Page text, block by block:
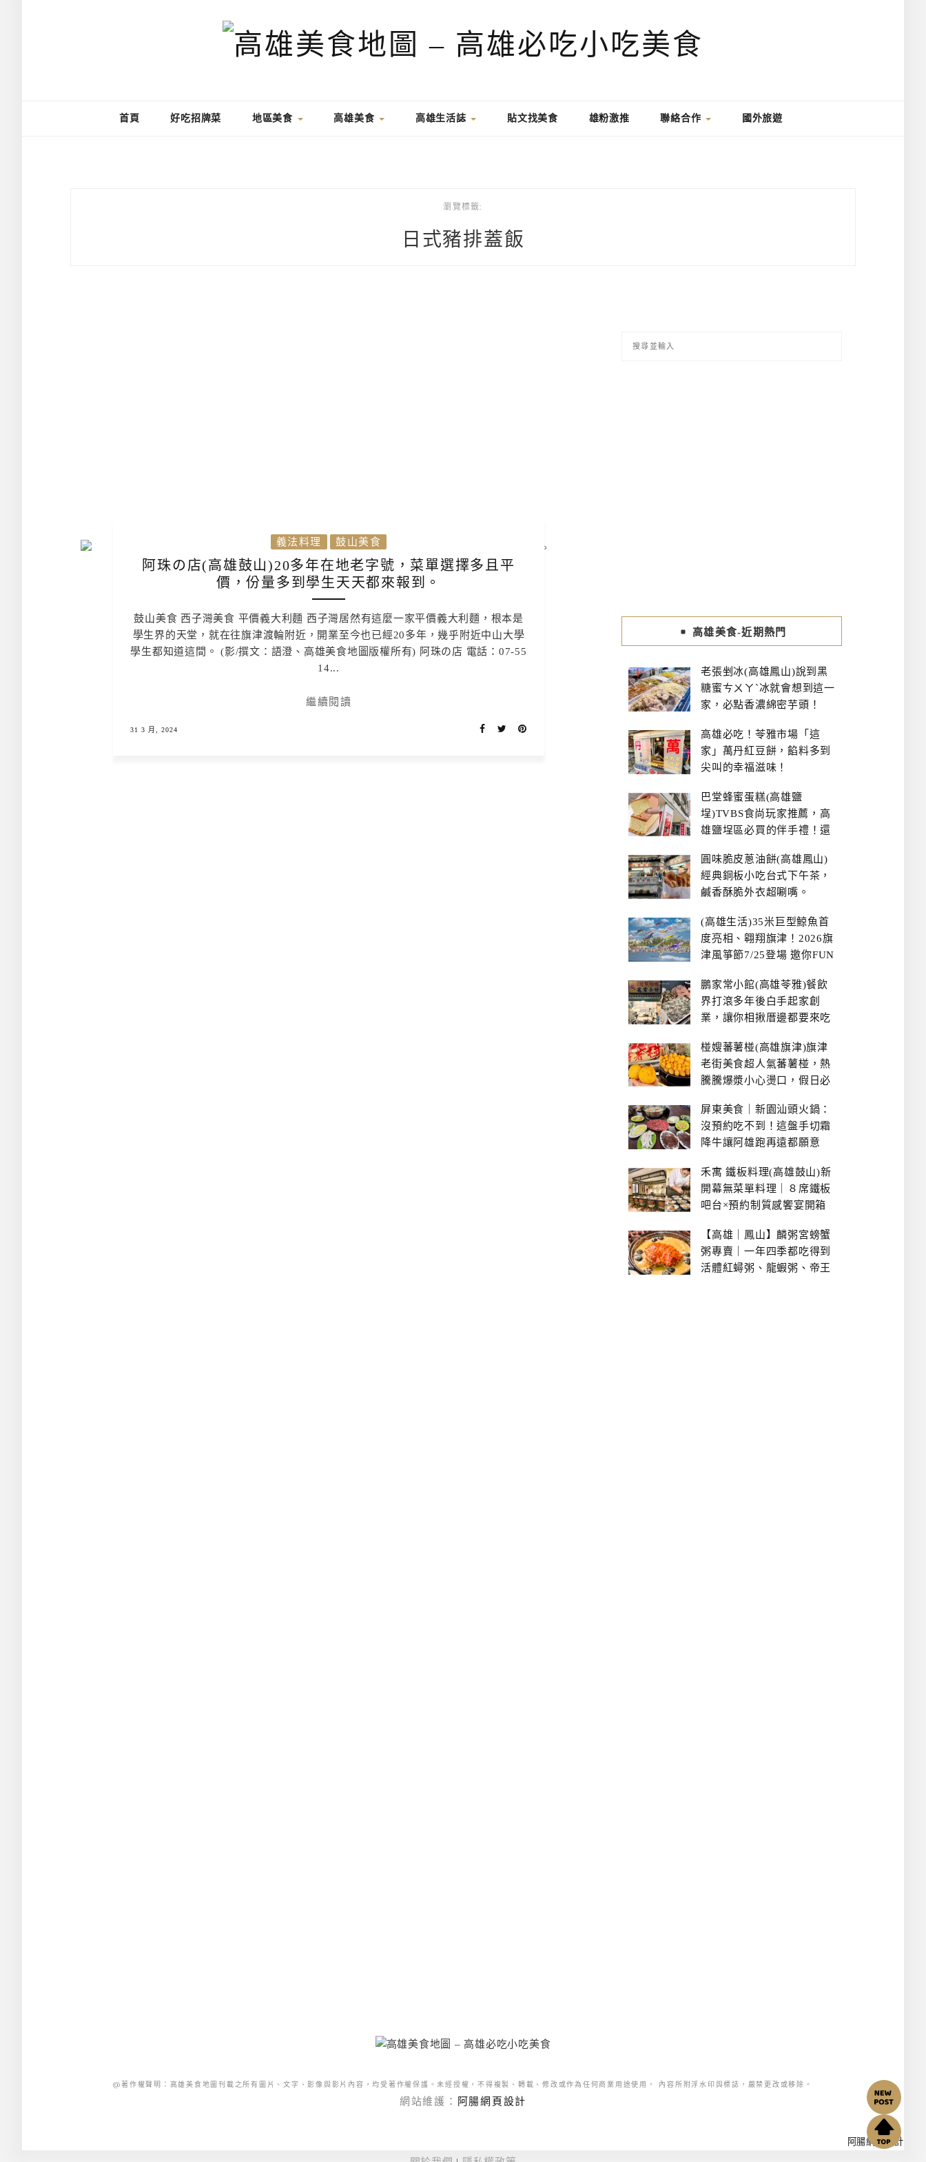
首頁 好吃招牌菜 地區美食 高雄美食 高雄生活誌 貼文找美食 雄粉激推 聯絡合作 國外旅遊
瀏覽標籤:
日式豬排蓋飯
義法料理 鼓山美食
阿珠の店(高雄鼓山)20多年在地老字號，菜單選擇多且平
價，份量多到學生天天都來報到。
鼓山美食 西子灣美食 平價義大利麵 西子灣居然有這麼一家平價義大利麵，根本是
學生界的天堂，就在往旗津渡輪附近，開業至今也已經20多年，幾乎附近中山大學
學生都知道這間。 (影/撰文：語澄、高雄美食地圖版權所有) 阿珠の店 電話：07-55
14...
繼續閱讀
31 3 月, 2024
高雄美食-近期熱門
老張剉冰(高雄鳳山)說到黑
糖蜜ㄘㄨㄚˋ冰就會想到這一
家，必點香濃綿密芋頭！
高雄必吃！苓雅市場「這
家」萬丹紅豆餅，餡料多到
尖叫的幸福滋味！
巴堂蜂蜜蛋糕(高雄鹽
埕)TVBS食尚玩家推薦，高
雄鹽埕區必買的伴手禮！還
圓味脆皮蔥油餅(高雄鳳山)
經典銅板小吃台式下午茶，
鹹香酥脆外衣超唰嘴。
(高雄生活)35米巨型鯨魚首
度亮相、翱翔旗津！2026旗
津風箏節7/25登場 邀你FUN
鵬家常小館(高雄苓雅)餐飲
界打滾多年後白手起家創
業，讓你相揪厝邊都要來吃
椪嫂蕃薯椪(高雄旗津)旗津
老街美食超人氣蕃薯椪，熱
騰騰爆漿小心燙口，假日必
屏東美食｜新園汕頭火鍋：
沒預約吃不到！這盤手切霜
降牛讓阿雄跑再遠都願意
禾寓 鐵板料理(高雄鼓山)新
開幕無菜單料理｜８席鐵板
吧台×預約制質感饗宴開箱
【高雄｜鳳山】麟粥宮螃蟹
粥專賣｜一年四季都吃得到
活體紅蟳粥、龍蝦粥、帝王
@著作權聲明：高雄美食地圖刊載之所有圖片、文字、影像與影片內容，均受著作權保護。未經授權，不得複製、轉載、修改或作為任何商業用途使用。 內容所附浮水印與標誌，嚴禁更改或移除。
網站維護： 阿腸網頁設計
阿腸網頁設計